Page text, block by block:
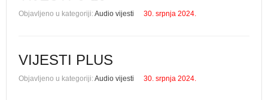
Objavljeno u kategoriji:Audio vijesti 30. srpnja 2024.
VIJESTI PLUS
Objavljeno u kategoriji:Audio vijesti 30. srpnja 2024.